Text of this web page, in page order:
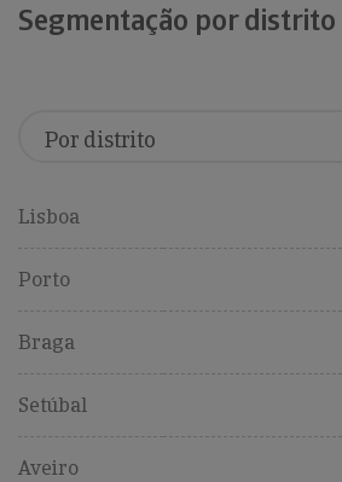
Segmentação por distrito
Lisboa
Porto
Braga
Setúbal
Aveiro